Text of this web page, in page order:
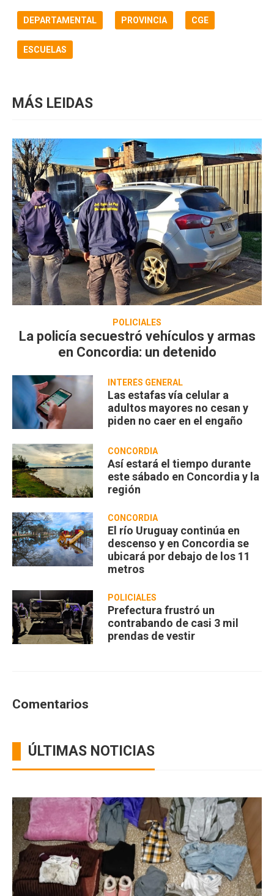
DEPARTAMENTAL PROVINCIA CGE
ESCUELAS
MÁS LEIDAS
POLICIALES
La policía secuestró vehículos y armas
en Concordia: un detenido
INTERÉS GENERAL
Las estafas vía celular a
adultos mayores no cesan y
piden no caer en el engaño
CONCORDIA
Así estará el tiempo durante
este sábado en Concordia y la
región
CONCORDIA
El río Uruguay continúa en
descenso y en Concordia se
ubicará por debajo de los 11
metros
POLICIALES
Prefectura frustró un
contrabando de casi 3 mil
prendas de vestir
Comentarios
ÚLTIMAS NOTICIAS